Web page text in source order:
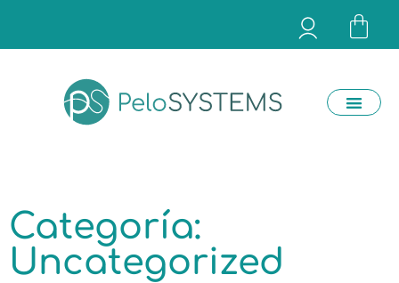
Categoría:
Uncategorized